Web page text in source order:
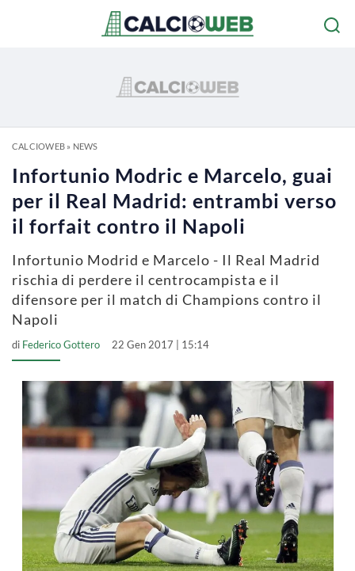
CALCIOWEB» NEWS
Infortunio Modric e Marcelo, guai
per il Real Madrid: entrambi verso
il forfait contro il Napoli
Infortunio Modrid e Marcelo - Il Real Madrid
rischia di perdere il centrocampista e il
difensore per il match di Champions contro il
Napoli
di Federico Gottero 22 Gen 2017 | 15:14